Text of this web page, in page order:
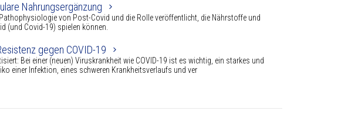
Nahrungsergänzung
von Post-Covid und die Rolle veröffentlicht, die Nährstoffe und
(und Covid-19) spielen können.
gegen COVID-19
Bei einer (neuen) Viruskrankheit wie COVID-19 ist es wichtig, ein starkes und
einer Infektion, eines schweren Krankheitsverlaufs und ver